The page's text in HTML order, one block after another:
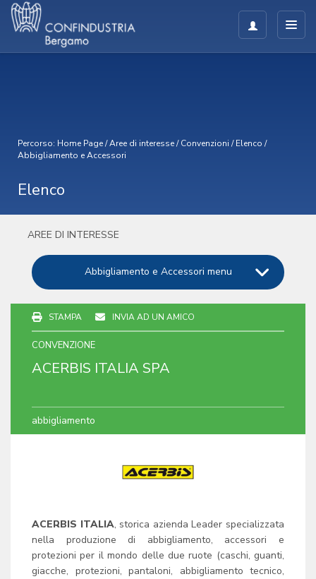
Percorso: Home Page/Aree di interesse/Convenzioni /Elenco /
Abbigliamento e Accessori
Elenco
AREE DI INTERESSE
Abbigliamento e Accessori menu
STAMPA INVIA AD UN AMICO
CONVENZIONE
ACERBIS ITALIA SPA
abbigliamento
ACERBIS ITALIA, storica azienda Leader specializzata
nella produzione di abbigliamento, accessori e
protezioni per il mondo delle due ruote (caschi, guanti,
giacche, protezioni, pantaloni, abbigliamento tecnico,